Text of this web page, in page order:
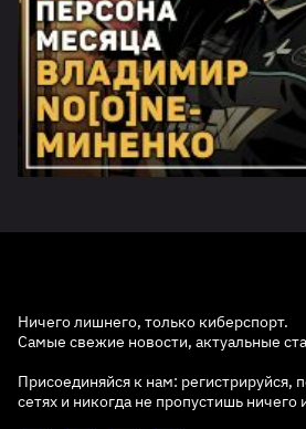
Ничего лишнего, только киберспорт.
Самые свежие новости, актуальные
Присоединяйся к нам: регистрируйся,
сетях и никогда не пропустишь ничего